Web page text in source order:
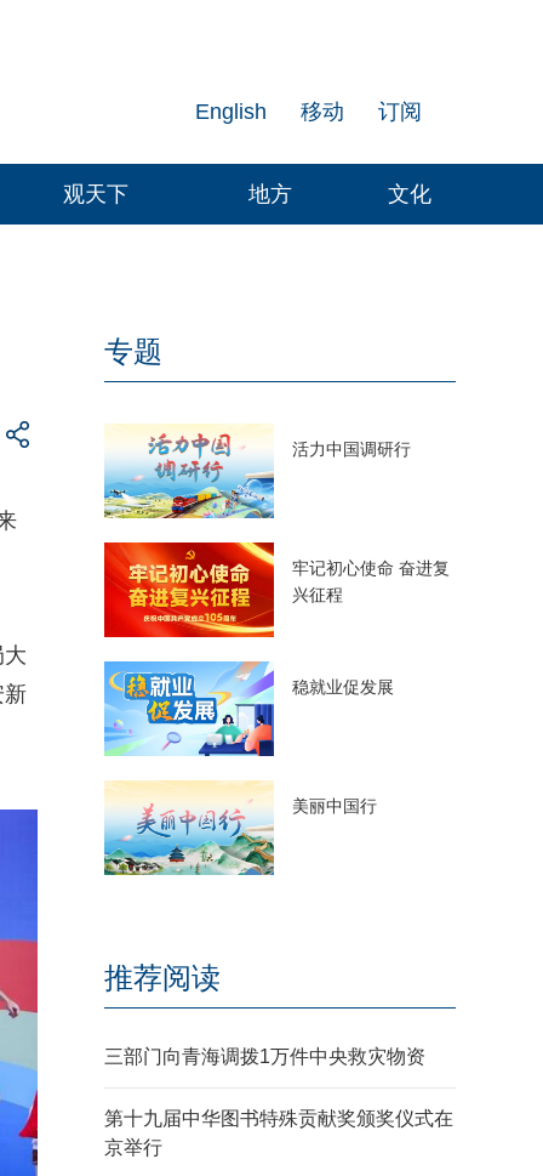
订阅
移动
English
观天下 地方 文化
新
专题
活力中国调研行
牢记初心使命 奋进复
兴征程
稳就业促发展
美丽中国行
推荐阅读
三部门向青海调拨1万件中央救灾物资
第十九届中华图书特殊贡献奖颁奖仪式在
京举行